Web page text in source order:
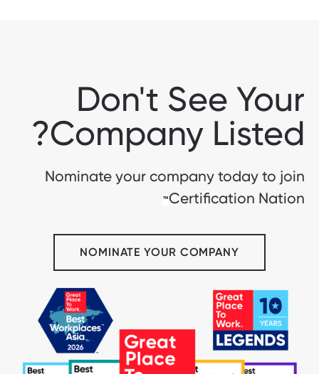
Don't See Your
Company Listed?
Nominate your company today to join
Certification Nation
™
NOMINATE YOUR COMPANY